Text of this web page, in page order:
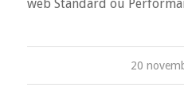
web Standard ou
20